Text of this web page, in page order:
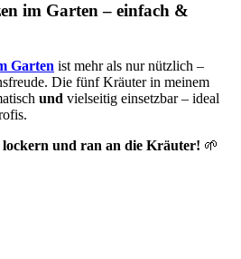
im Garten – einfach &
Garten ist mehr als nur nützlich –
Die fünf Kräuter in meinem
und vielseitig einsetzbar – ideal
lockern und ran an die Kräuter! 🌱